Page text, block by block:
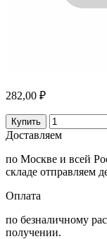
282,00 ₽
Купить
Доставляем
по Москве и всей
складе отправляем
Оплата
по безналичному
получении.